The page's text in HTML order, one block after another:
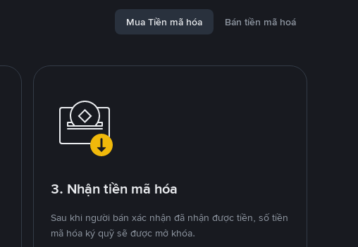
Mua Tiền mã hóa Bán tiền mã hoá
3. Nhận tiền mã hóa
Sau khi người bán xác nhận đã nhận được tiền, số tiền
mã hóa ký quỹ sẽ được mở khóa.